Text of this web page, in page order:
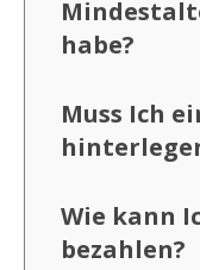
habe?
Muss Ich
Wie kann
bezahlen?